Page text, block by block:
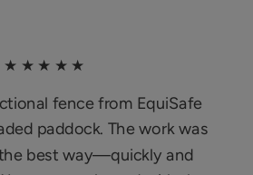
★★★★★
fence from EquiSafe
paddock. The work was
best way—quickly and